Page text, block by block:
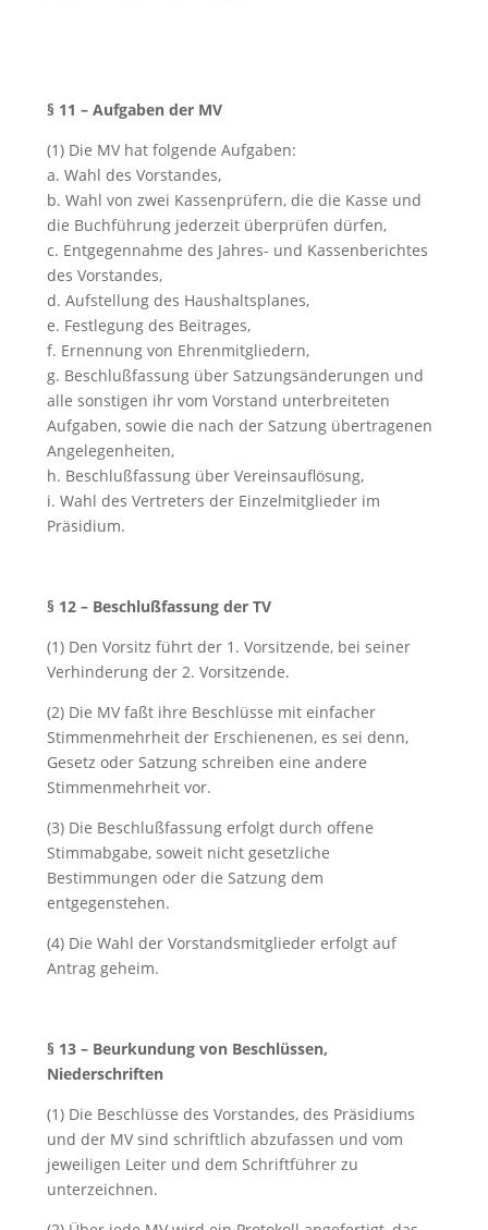
§ 11 – Aufgaben der MV
(1) Die MV hat folgende Aufgaben:
a. Wahl des Vorstandes,
b. Wahl von zwei Kassenprüfern, die die Kasse und
die Buchführung jederzeit überprüfen dürfen,
c. Entgegennahme des Jahres- und Kassenberichtes
des Vorstandes,
d. Aufstellung des Haushaltsplanes,
e. Festlegung des Beitrages,
f. Ernennung von Ehrenmitgliedern,
g. Beschlußfassung über Satzungsänderungen und
alle sonstigen ihr vom Vorstand unterbreiteten
Aufgaben, sowie die nach der Satzung übertragenen
Angelegenheiten,
h. Beschlußfassung über Vereinsauflösung,
i. Wahl des Vertreters der Einzelmitglieder im
Präsidium.
§ 12 – Beschlußfassung der TV
(1) Den Vorsitz führt der 1. Vorsitzende, bei seiner
Verhinderung der 2. Vorsitzende.
(2) Die MV faßt ihre Beschlüsse mit einfacher
Stimmenmehrheit der Erschienenen, es sei denn,
Gesetz oder Satzung schreiben eine andere
Stimmenmehrheit vor.
(3) Die Beschlußfassung erfolgt durch offene
Stimmabgabe, soweit nicht gesetzliche
Bestimmungen oder die Satzung dem
entgegenstehen.
(4) Die Wahl der Vorstandsmitglieder erfolgt auf
Antrag geheim.
§ 13 – Beurkundung von Beschlüssen,
Niederschriften
(1) Die Beschlüsse des Vorstandes, des Präsidiums
und der MV sind schriftlich abzufassen und vom
jeweiligen Leiter und dem Schriftführer zu
unterzeichnen.